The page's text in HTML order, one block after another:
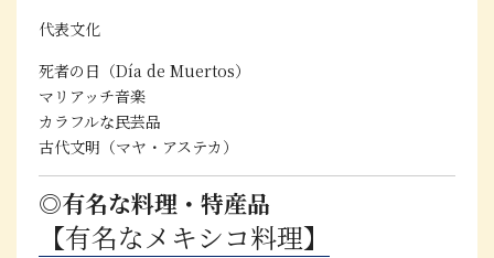
代表文化
死者の日（Día de Muertos）
マリアッチ音楽
カラフルな民芸品
古代文明（マヤ・アステカ）
◎有名な料理・特産品
【有名なメキシコ料理】